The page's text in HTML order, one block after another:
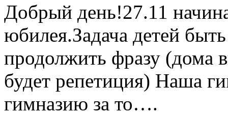
Добрый день!27.11
юбилея.Задача детей
продолжить фразу (дома
будет репетиция) Наша
гимназию за то….